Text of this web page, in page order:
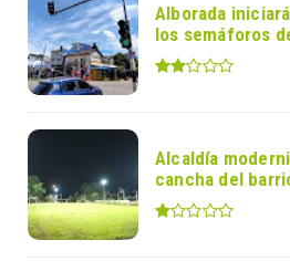
Alborada
los semáforos
Alcaldía
cancha del